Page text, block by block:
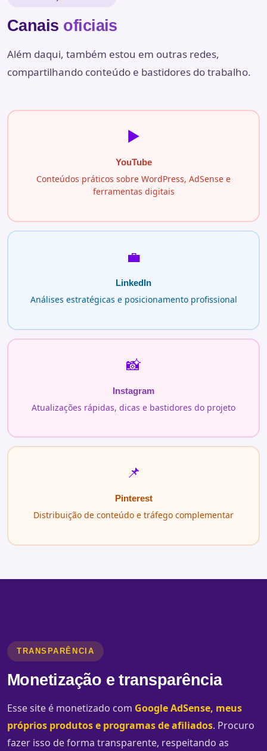
Canais oficiais
Além daqui, também estou em outras redes,
compartilhando conteúdo e bastidores do trabalho.
▶️
YouTube
Conteúdos práticos sobre WordPress, AdSense e
ferramentas digitais
💼
LinkedIn
Análises estratégicas e posicionamento profissional
📸
Instagram
Atualizações rápidas, dicas e bastidores do projeto
📌
Pinterest
Distribuição de conteúdo e tráfego complementar
TRANSPARÊNCIA
Monetização e transparência
Esse site é monetizado com Google AdSense, meus
próprios produtos e programas de afiliados. Procuro
fazer isso de forma transparente, respeitando as